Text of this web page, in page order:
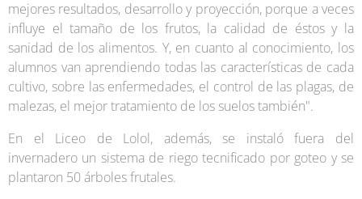
mejores resultados, desarrollo y proyección, porque a veces
influye el tamaño de los frutos, la calidad de éstos y la
sanidad de los alimentos. Y, en cuanto al conocimiento, los
alumnos van aprendiendo todas las características de cada
cultivo, sobre las enfermedades, el control de las plagas, de
malezas, el mejor tratamiento de los suelos también".
En el Liceo de Lolol, además, se instaló fuera del
invernadero un sistema de riego tecnificado por goteo y se
plantaron 50 árboles frutales.